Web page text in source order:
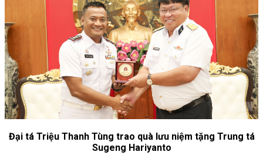
Đại tá Triệu Thanh Tùng trao quà lưu niệm tặng Trung tá
Sugeng Hariyanto